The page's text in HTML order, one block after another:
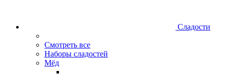
Сладости
Смотреть все
Наборы сладостей
Мёд